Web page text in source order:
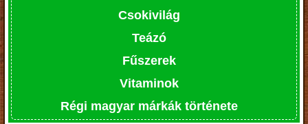
Csokivilág
Teázó
Fűszerek
Vitaminok
Régi magyar márkák története